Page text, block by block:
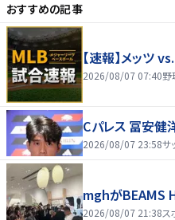
おすすめの記事
【速報】メッツ
2026/08/07 07:40野
Cパレス 冨安健
2026/08/07 23:58サ
mghがBEAMS
2026/08/07 21:38ス